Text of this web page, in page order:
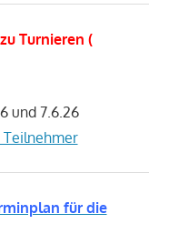
Turnieren (
und 7.6.26
für die